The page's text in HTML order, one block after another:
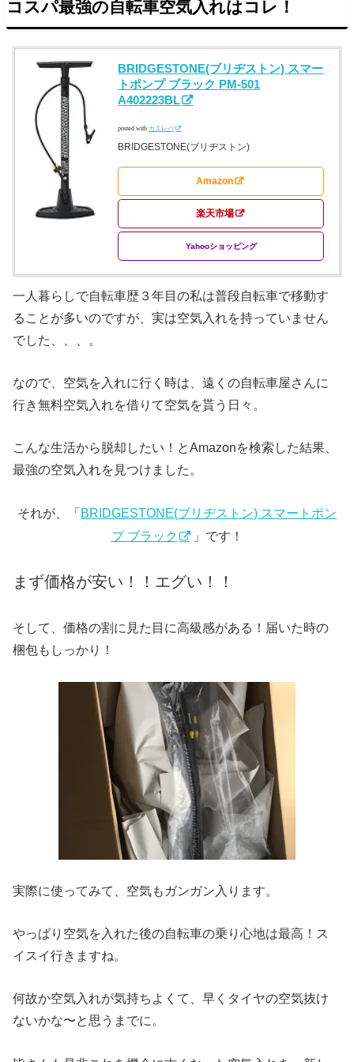
コスパ最強の自転車空気入れはコレ！
BRIDGESTONE(ブリヂストン) スマー
トポンプ ブラック PM-501
A402223BL
posted with カエレバ
BRIDGESTONE(ブリヂストン)
Amazon
楽天市場
Yahooショッピング
一人暮らしで自転車歴３年目の私は普段自転車で移動す
ることが多いのですが、実は空気入れを持っていません
でした、、、。
なので、空気を入れに行く時は、遠くの自転車屋さんに
行き無料空気入れを借りて空気を貰う日々。
こんな生活から脱却したい！とAmazonを検索した結果、
最強の空気入れを見つけました。
それが、「 BRIDGESTONE(ブリヂストン) スマートポン
プ ブラック
」です！
まず価格が安い！！エグい！！
そして、価格の割に見た目に高級感がある！届いた時の
梱包もしっかり！
実際に使ってみて、空気もガンガン入ります。
やっぱり空気を入れた後の自転車の乗り心地は最高！ス
イスイ行きますね。
何故か空気入れが気持ちよくて、早くタイヤの空気抜け
ないかな〜と思うまでに。